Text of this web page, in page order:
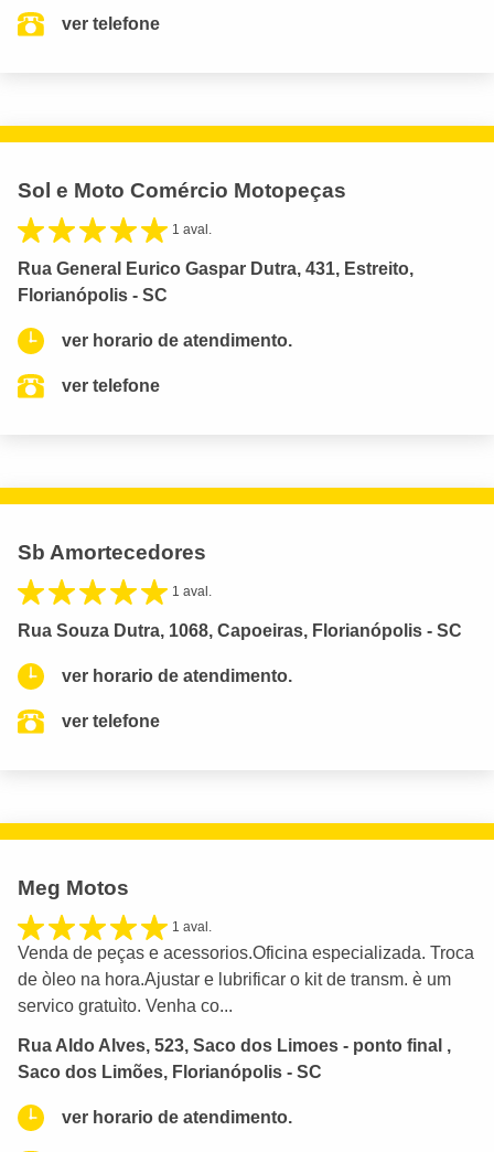
ver telefone
Sol e Moto Comércio Motopeças
1 aval.
Rua General Eurico Gaspar Dutra, 431, Estreito,
Florianópolis - SC
ver horario de atendimento.
ver telefone
Sb Amortecedores
1 aval.
Rua Souza Dutra, 1068, Capoeiras, Florianópolis - SC
ver horario de atendimento.
ver telefone
Meg Motos
1 aval.
Venda de peças e acessorios.Oficina especializada. Troca
de òleo na hora.Ajustar e lubrificar o kit de transm. è um
servico gratuìto. Venha co...
Rua Aldo Alves, 523, Saco dos Limoes - ponto final ,
Saco dos Limões, Florianópolis - SC
ver horario de atendimento.